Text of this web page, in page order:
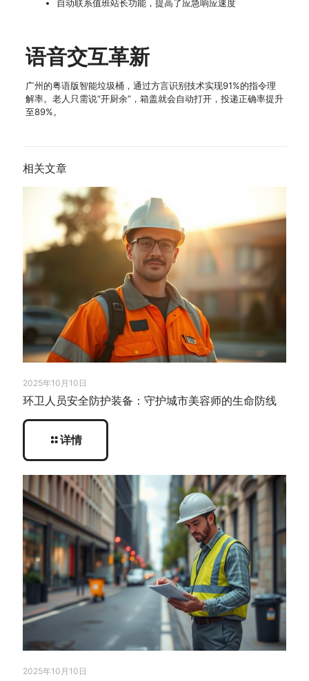
自动联系值班站长功能，提高了应急响应速度
语音交互革新
广州的粤语版智能垃圾桶，通过方言识别技术实现91%的指令理
解率。老人只需说“开厨余”，箱盖就会自动打开，投递正确率提升
至89%。
相关文章
2025年10月10日
环卫人员安全防护装备：守护城市美容师的生命防线
详情
2025年10月10日